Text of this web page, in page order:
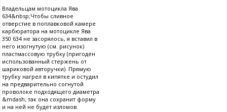
Владельцам мотоцикла Ява
634&nbsp;Чтобы сливное
отверстие в поплавковой камере
карбюратора на мотоцикле Ява
350 634 не засорялось, я вставил в
него изогнутую (см. рисунок)
пластмассовую трубку (пригоден
использованный стержень от
шариковой авторучки). Прямую
трубку нагрел в кипятке и остудил
на предварительно согнутой
проволоке подходящего диаметра
&mdash; так она сохранит форму
и на ней не будет изломов.